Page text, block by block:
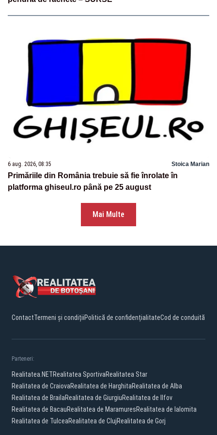
6 aug. 2026, 08:35 Stoica Marian
Primăriile din România trebuie să fie înrolate în
platforma ghiseul.ro până pe 25 august
Mai Multe
ContactTermeni și condițiiPolitică de confidențialitateCod de conduită
Parteneri:
Realitatea.NETRealitatea SportivaRealitatea Star
Realitatea de CraiovaRealitatea de HarghitaRealitatea de Alba
Realitatea de BrailaRealitatea de GiurgiuRealitatea de Ilfov
Realitatea de BacauRealitatea de MaramuresRealitatea de Ialomita
Realitatea de TulceaRealitatea de ClujRealitatea de Gorj